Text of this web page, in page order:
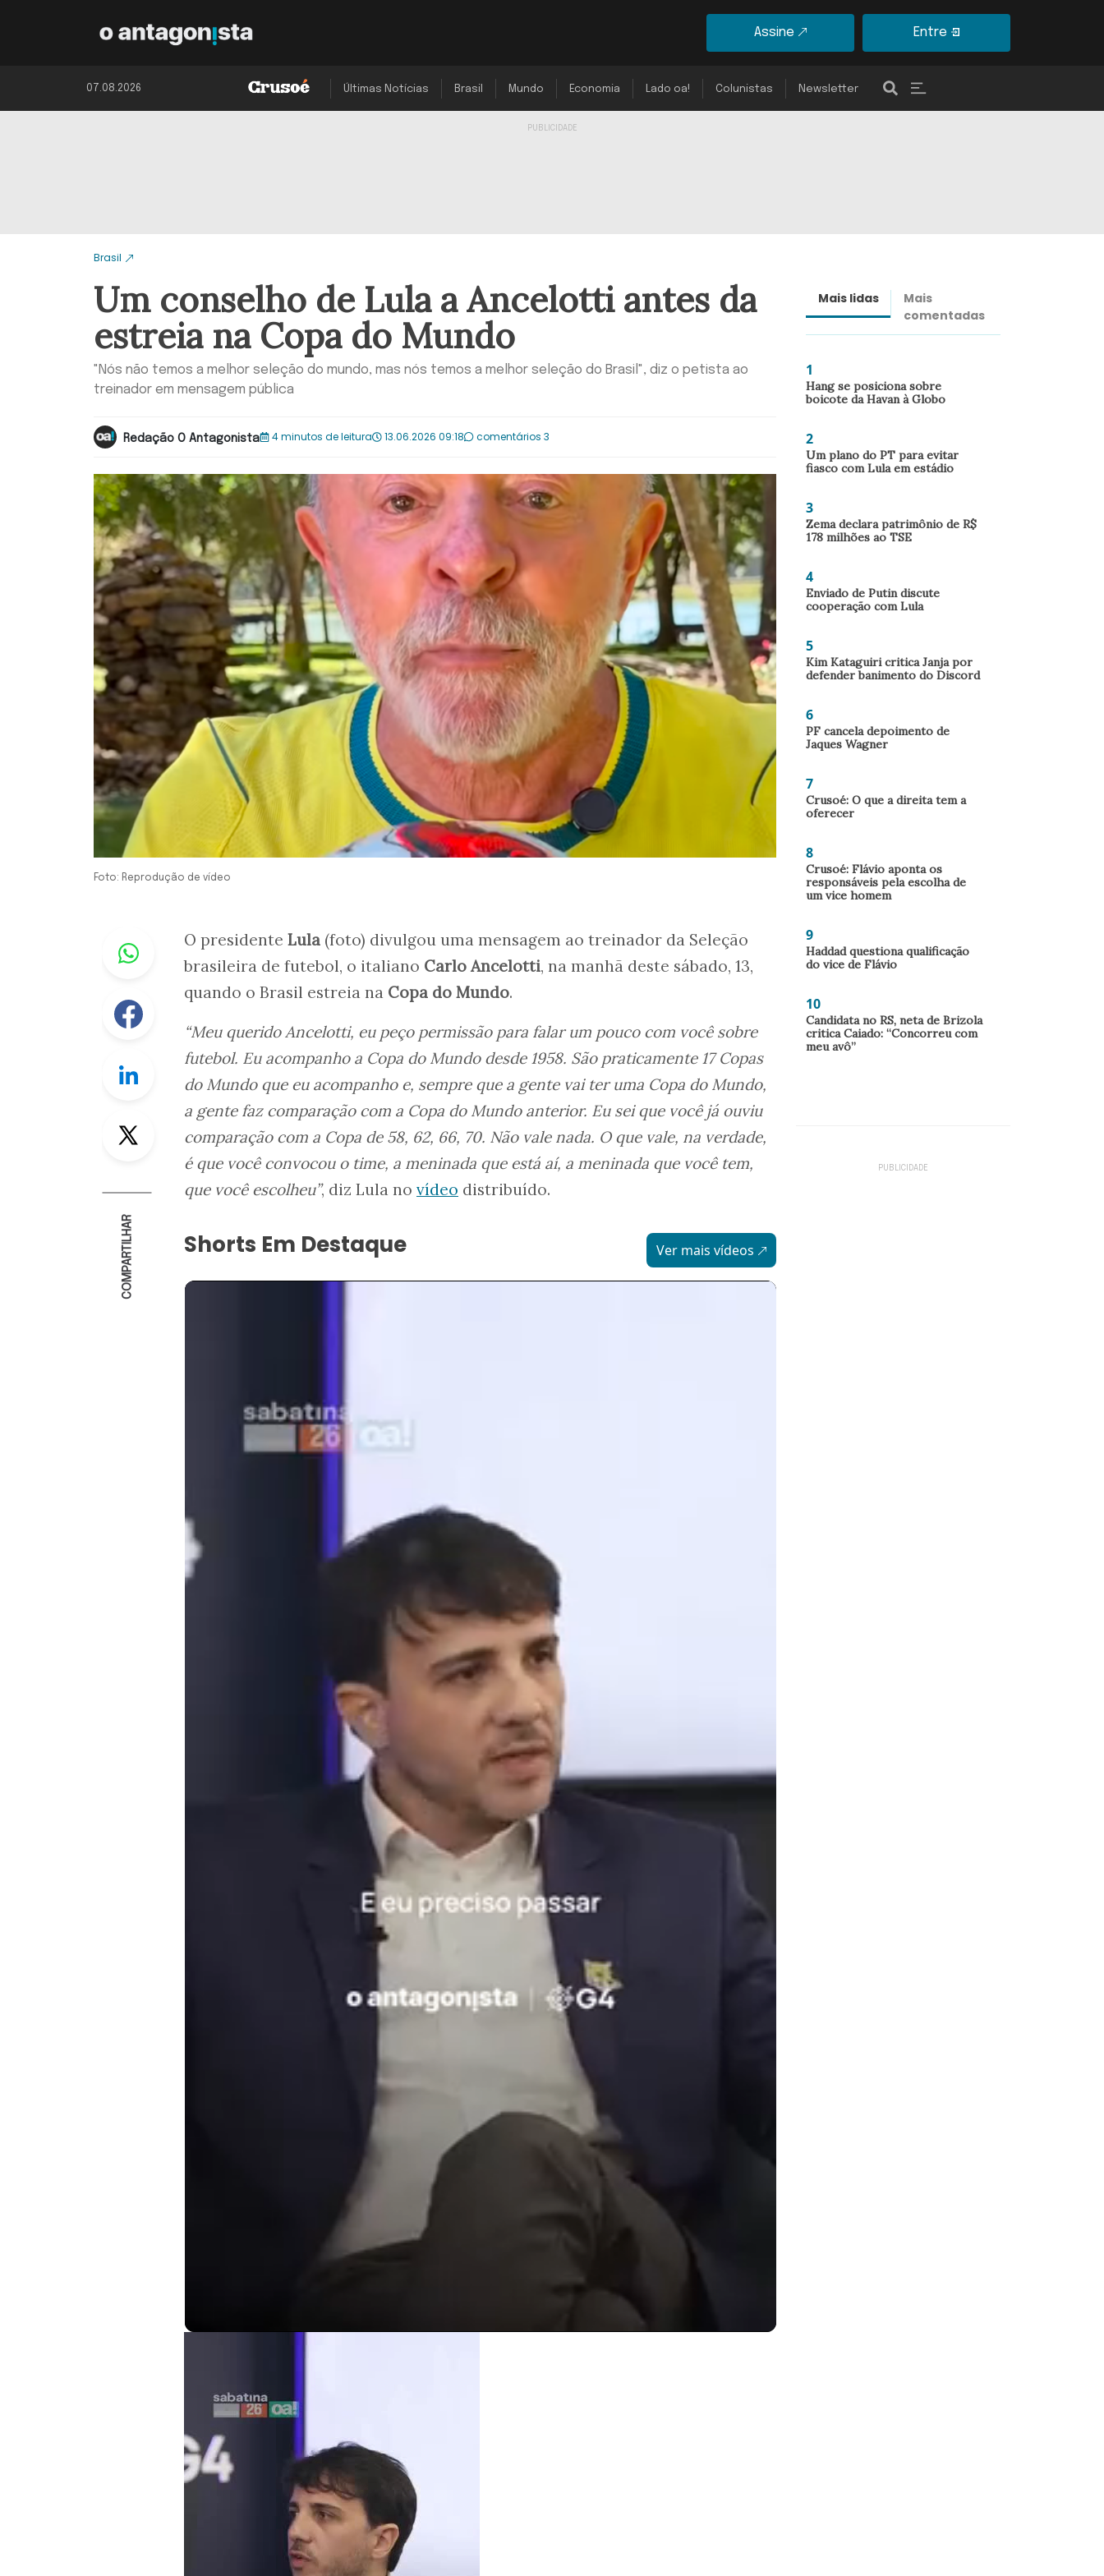
Assine Entre
07.08.2026 Últimas Notícias Brasil Mundo Economia Lado oa! Colunistas Newsletter
Brasil
Um conselho de Lula a Ancelotti antes da
estreia na Copa do Mundo
"Nós não temos a melhor seleção do mundo, mas nós temos a melhor seleção do Brasil", diz o petista ao
treinador em mensagem pública
Redação O Antagonista 4 minutos de leitura 13.06.2026 09:18 comentários 3
Foto: Reprodução de vídeo
Whastapp
Facebook
Linkedin
Twitter
COMPARTILHAR
O presidente Lula (foto) divulgou uma mensagem ao treinador da Seleção
brasileira de futebol, o italiano Carlo Ancelotti, na manhã deste sábado, 13,
quando o Brasil estreia na Copa do Mundo.
“Meu querido Ancelotti, eu peço permissão para falar um pouco com você sobre
futebol. Eu acompanho a Copa do Mundo desde 1958. São praticamente 17 Copas
do Mundo que eu acompanho e, sempre que a gente vai ter uma Copa do Mundo,
a gente faz comparação com a Copa do Mundo anterior. Eu sei que você já ouviu
comparação com a Copa de 58, 62, 66, 70. Não vale nada. O que vale, na verdade,
é que você convocou o time, a meninada que está aí, a meninada que você tem,
que você escolheu”, diz Lula no vídeo distribuído.
Shorts Em Destaque Ver mais vídeos
Mais lidas
Mais
comentadas
1
Hang se posiciona sobre
boicote da Havan à Globo
2
Um plano do PT para evitar
fiasco com Lula em estádio
3
Zema declara patrimônio de R$
178 milhões ao TSE
4
Enviado de Putin discute
cooperação com Lula
5
Kim Kataguiri critica Janja por
defender banimento do Discord
6
PF cancela depoimento de
Jaques Wagner
7
Crusoé: O que a direita tem a
oferecer
8
Crusoé: Flávio aponta os
responsáveis pela escolha de
um vice homem
9
Haddad questiona qualificação
do vice de Flávio
10
Candidata no RS, neta de Brizola
critica Caiado: “Concorreu com
meu avô”